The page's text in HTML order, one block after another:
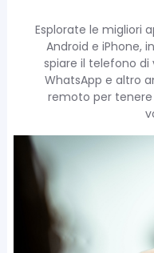
Esplorate le migliori
Android e iPhone,
spiare il telefono di
WhatsApp e altro
remoto per